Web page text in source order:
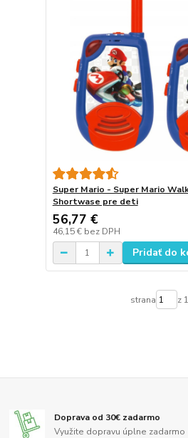
Super Mario - Super Mario
Shortwase pre deti
56,77 €
46,15 € bez DPH
Pridať do
strana z 1
Doprava od 30€ zadarmo
Využite dopravu úplne zadarmo